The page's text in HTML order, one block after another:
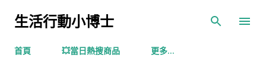
生活行動小博士
首頁 💥當日熱搜商品 更多…